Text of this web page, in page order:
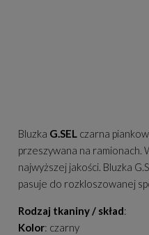
Bluzka G.SEL czarna
przeszywana na ramionach.
najwyższej jakości. Bluzka
pasuje do rozkloszowanej
Rodzaj tkaniny / skład:
Kolor: czarny